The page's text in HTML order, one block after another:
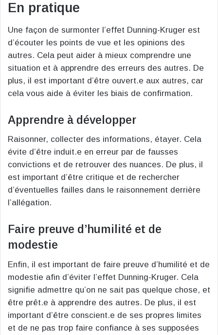
En pratique
Une façon de surmonter l’effet Dunning-Kruger est
d’écouter les points de vue et les opinions des
autres. Cela peut aider à mieux comprendre une
situation et à apprendre des erreurs des autres. De
plus, il est important d’être ouvert.e aux autres, car
cela vous aide à éviter les biais de confirmation.
Apprendre à développer
Raisonner, collecter des informations, étayer. Cela
évite d’être induit.e en erreur par de fausses
convictions et de retrouver des nuances. De plus, il
est important d’être critique et de rechercher
d’éventuelles failles dans le raisonnement derrière
l’allégation.
Faire preuve d’humilité et de
modestie
Enfin, il est important de faire preuve d’humilité et de
modestie afin d’éviter l’effet Dunning-Kruger. Cela
signifie admettre qu’on ne sait pas quelque chose, et
être prêt.e à apprendre des autres. De plus, il est
important d’être conscient.e de ses propres limites
et de ne pas trop faire confiance à ses supposées